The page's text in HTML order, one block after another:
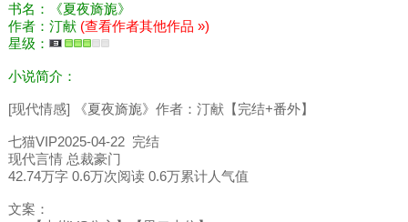
书名：《夏夜旖旎》
作者：汀献 (查看作者其他作品 »)
星级：
小说简介：
[现代情感] 《夏夜旖旎》作者：汀献【完结+番外】
七猫VIP2025-04-22 完结
现代言情 总裁豪门
42.74万字 0.6万次阅读 0.6万累计人气值
文案：